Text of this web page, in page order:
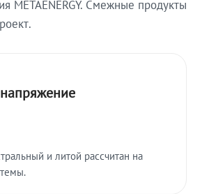
METAENERGY. Смежные продукты
и литой рассчитан на